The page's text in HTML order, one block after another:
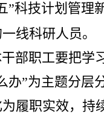
”科技计划管
线科研人员。
部职工要把学
办”为主题分
履职实效，